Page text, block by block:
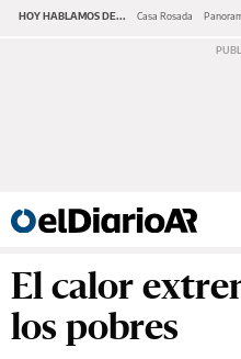
HOY HABLAMOS DE... Casa Rosada
El calor
los pobres